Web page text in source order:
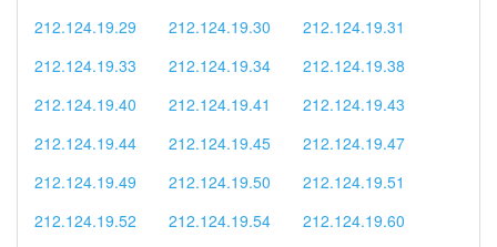
212.124.19.29
212.124.19.30
212.124.19.31
212.124.19.33
212.124.19.34
212.124.19.38
212.124.19.40
212.124.19.41
212.124.19.43
212.124.19.44
212.124.19.45
212.124.19.47
212.124.19.49
212.124.19.50
212.124.19.51
212.124.19.52
212.124.19.54
212.124.19.60